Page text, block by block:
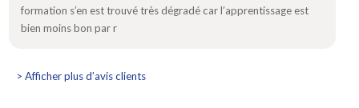
formation s’en est trouvé très dégradé car l’apprentissage est
bien moins bon par r
> Afficher plus d’avis clients